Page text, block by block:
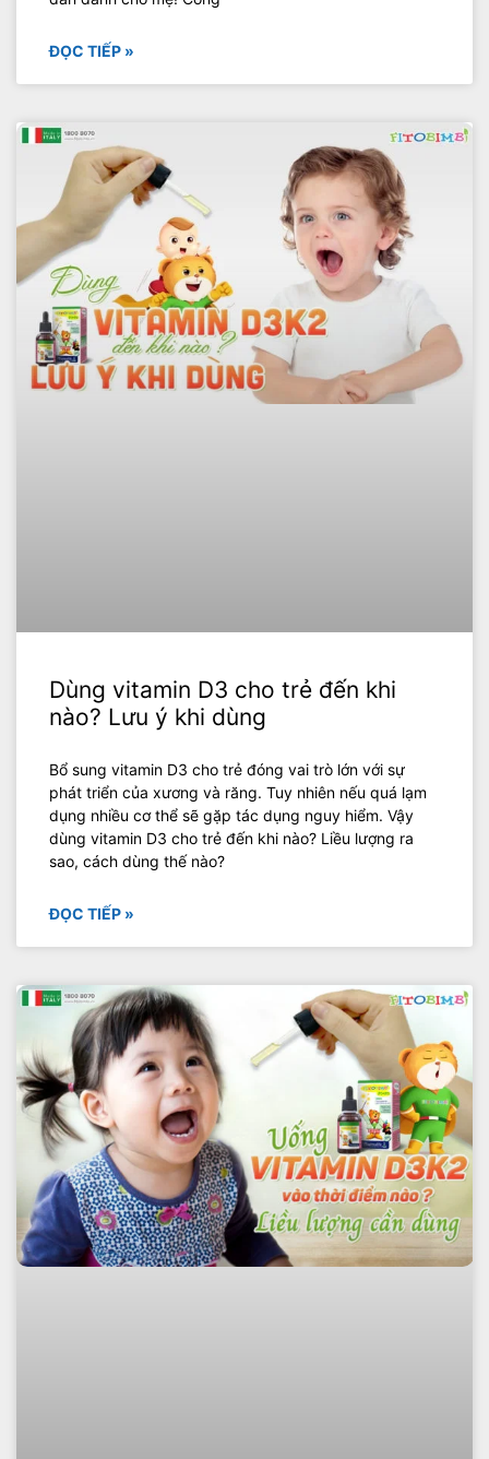
ĐỌC TIẾP »
Dùng vitamin D3 cho trẻ đến khi
nào? Lưu ý khi dùng
Bổ sung vitamin D3 cho trẻ đóng vai trò lớn với sự
phát triển của xương và răng. Tuy nhiên nếu quá lạm
dụng nhiều cơ thể sẽ gặp tác dụng nguy hiểm. Vậy
dùng vitamin D3 cho trẻ đến khi nào? Liều lượng ra
sao, cách dùng thế nào?
ĐỌC TIẾP »